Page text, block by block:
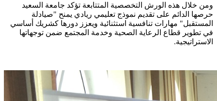
ومن خلال هذه الورش التخصصية المتتابعة تؤكد جامعة السعيد
حرصها الدائم على تقديم نموذج تعليمي ريادي يمنح "صيادلة
المستقبل" مهارات تنافسية استثنائية ويعزز دورها كشريك أساسي
في تطوير قطاع الرعاية الصحية وخدمة المجتمع ضمن توجهاتها
الاستراتيجية.